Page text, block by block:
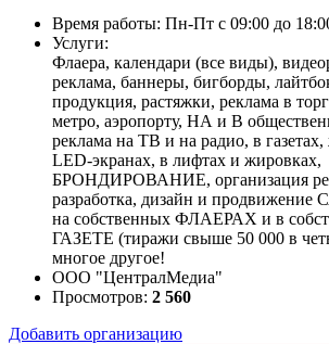
Время работы: Пн-Пт с 09:00 до
Услуги:
Флаера, календари (все виды),
реклама, баннеры, бигборды,
продукция, растяжки, реклама в
метро, аэропорту, НА и В
реклама на ТВ и на радио, в
LED-экранах, в лифтах и жировках,
БРОНДИРОВАНИЕ, организация
разработка, дизайн и
на собственных ФЛАЕРАХ и в
ГАЗЕТЕ (тиражи свыше 50 000 в
многое другое!
ООО "ЦентралМедиа"
Просмотров: 2 560
Добавить организацию